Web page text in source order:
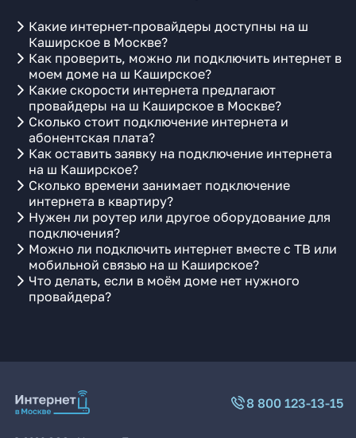
Какие интернет-провайдеры доступны на ш
Каширское в Москве?
Как проверить, можно ли подключить интернет в
моем доме на ш Каширское?
Какие скорости интернета предлагают
провайдеры на ш Каширское в Москве?
Сколько стоит подключение интернета и
абонентская плата?
Как оставить заявку на подключение интернета
на ш Каширское?
Сколько времени занимает подключение
интернета в квартиру?
Нужен ли роутер или другое оборудование для
подключения?
Можно ли подключить интернет вместе с ТВ или
мобильной связью на ш Каширское?
Что делать, если в моём доме нет нужного
провайдера?
8 800 123-13-15